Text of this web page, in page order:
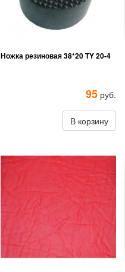
Ножка резиновая 38*20 TY 20-4
95 руб.
В корзину